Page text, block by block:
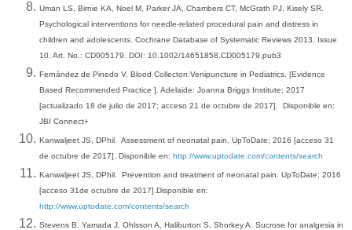
Uman LS, Birnie KA, Noel M, Parker JA, Chambers CT, McGrath PJ, Kisely SR.
Psychological interventions for needle-related procedural pain and distress in
children and adolescents. Cochrane Database of Systematic Reviews 2013, Issue
10. Art. No.: CD005179. DOI: 10.1002/14651858.CD005179.pub3
Fernández de Pinedo V. Blood Collecton:Venipuncture in Pediatrics. [Evidence
Based Recommended Practice ]. Adelaide: Joanna Briggs Institute; 2017
[actualizado 18 de julio de 2017; acceso 21 de octubre de 2017].
Disponible en:
JBI Connect+
Kanwaljeet JS, DPhil.
Assessment of neonatal pain. UpToDate; 2016 [acceso 31
de octubre de 2017]. Disponible en: http://www.uptodate.com/contents/search
Kanwaljeet JS, DPhil.
Prevention and treatment of neonatal pain. UpToDate; 2016
[acceso 31de octubre de 2017].Disponible en:
http://www.uptodate.com/contents/search
Stevens B, Yamada J, Ohlsson A, Haliburton S, Shorkey A. Sucrose for analgesia in